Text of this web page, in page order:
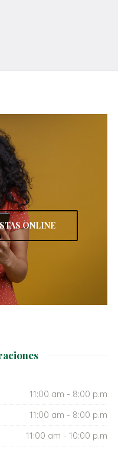
ONLINE
11:00 am - 8:00 p.m
11:00 am - 8:00 p.m
11:00 am - 10:00 p.m